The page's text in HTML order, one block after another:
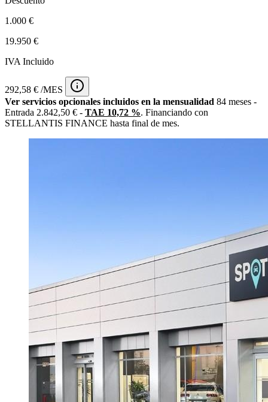
1.000 €
19.950 €
IVA Incluido
292,58 € /MES
Ver servicios opcionales incluidos en la mensualidad 84 meses -
Entrada 2.842,50 € - TAE 10,72 %. Financiando con
STELLANTIS FINANCE hasta final de mes.